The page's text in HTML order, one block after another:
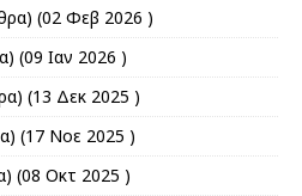
(02 Φεβ 2026 )
(09 Ιαν 2026 )
(13 Δεκ 2025 )
(17 Νοε 2025 )
(08 Οκτ 2025 )